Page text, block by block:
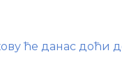
ће данас доћи